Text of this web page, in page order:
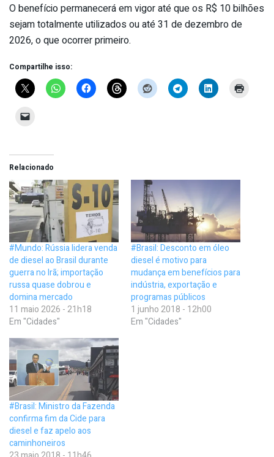
O benefício permanecerá em vigor até que os R$ 10 bilhões
sejam totalmente utilizados ou até 31 de dezembro de
2026, o que ocorrer primeiro.
Compartilhe isso:
Relacionado
#Mundo: Rússia lidera venda
de diesel ao Brasil durante
guerra no Irã; importação
russa quase dobrou e
domina mercado
11 maio 2026 - 21h18
Em "Cidades"
#Brasil: Desconto em óleo
diesel é motivo para
mudança em benefícios para
indústria, exportação e
programas públicos
1 junho 2018 - 12h00
Em "Cidades"
#Brasil: Ministro da Fazenda
confirma fim da Cide para
diesel e faz apelo aos
caminhoneiros